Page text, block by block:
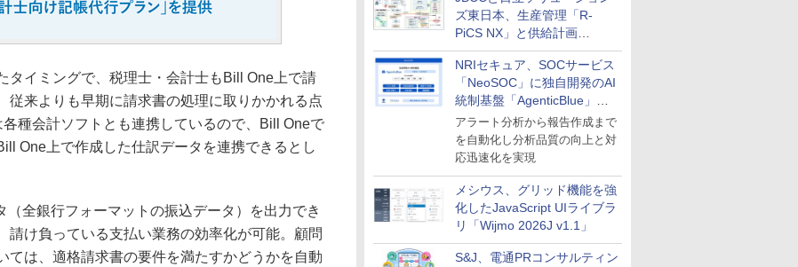
ズ東日本、生産管理「R-
PiCS NX」と供給計画
「scSQUARE ISP」の連携サ
ービスを提供開始
NRIセキュア、SOCサービス
「NeoSOC」に独自開発のAI
統制基盤「AgenticBlue」を
導入
アラート分析から報告作成まで
を自動化し分析品質の向上と対
応迅速化を実現
メシウス、グリッド機能を強
化したJavaScript UIライブラ
リ「Wijmo 2026J v1.1」
S&J、電通PRコンサルティン
イミングで、税理士・会計士もBill One上で請
従来よりも早期に請求書の処理に取りかかれる点
種会計ソフトとも連携しているので、Bill Oneで
One上で作成した仕訳データを連携できるとし
全銀行フォーマットの振込データ）を出力でき
請け負っている支払い業務の効率化が可能。顧問
ては、適格請求書の要件を満たすかどうかを自動